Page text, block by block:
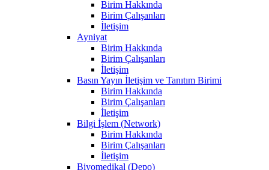
Birim Hakkında
Birim Çalışanları
İletişim
Ayniyat
Birim Hakkında
Birim Çalışanları
İletişim
Basın Yayın İletişim ve Tanıtım Birimi
Birim Hakkında
Birim Çalışanları
İletişim
Bilgi İşlem (Network)
Birim Hakkında
Birim Çalışanları
İletişim
Biyomedikal (Depo)